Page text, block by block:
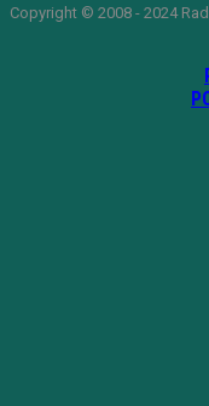
Copyright © 2008 - 2024